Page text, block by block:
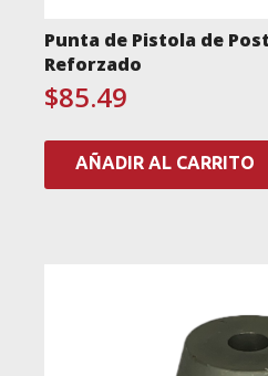
Punta de Pistola de
Reforzado
$85.49
AÑADIR AL CARRITO